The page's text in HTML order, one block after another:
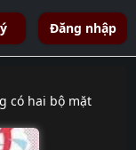
Đăng nhập
có hai bộ mặt